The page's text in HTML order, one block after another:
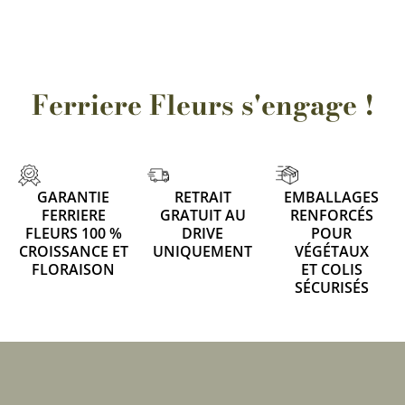
Ferriere Fleurs s'engage !
GARANTIE
FERRIERE
FLEURS 100 %
CROISSANCE ET
FLORAISON
RETRAIT
GRATUIT AU
DRIVE
UNIQUEMENT
EMBALLAGES
RENFORCÉS
POUR
VÉGÉTAUX
ET COLIS
SÉCURISÉS